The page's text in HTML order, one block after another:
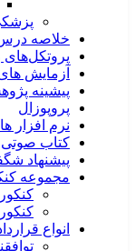
خلاصه
آزمایش
پیشینه
پروپوزال
نرم افزار
کتاب صوتی
پیشنهاد
مجموعه
کنکور
انواع